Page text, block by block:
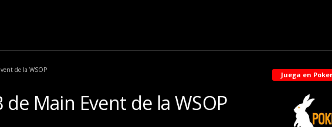
de la WSOP
Main Event de la WSOP
Juega en